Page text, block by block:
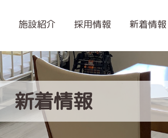
施設紹介 採用情報 新着情報
新着情報